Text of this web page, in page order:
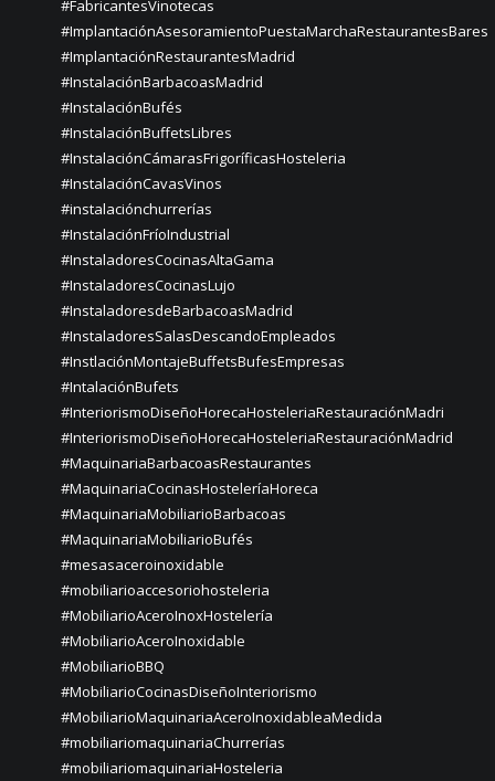
#FabricantesVinotecas
#ImplantaciónAsesoramientoPuestaMarchaRestaurantesBares
#ImplantaciónRestaurantesMadrid
#InstalaciónBarbacoasMadrid
#InstalaciónBufés
#InstalaciónBuffetsLibres
#InstalaciónCámarasFrigoríficasHosteleria
#InstalaciónCavasVinos
#instalaciónchurrerías
#InstalaciónFríoIndustrial
#InstaladoresCocinasAltaGama
#InstaladoresCocinasLujo
#InstaladoresdeBarbacoasMadrid
#InstaladoresSalasDescandoEmpleados
#InstlaciónMontajeBuffetsBufesEmpresas
#IntalaciónBufets
#InteriorismoDiseñoHorecaHosteleriaRestauraciónMadri
#InteriorismoDiseñoHorecaHosteleriaRestauraciónMadrid
#MaquinariaBarbacoasRestaurantes
#MaquinariaCocinasHosteleríaHoreca
#MaquinariaMobiliarioBarbacoas
#MaquinariaMobiliarioBufés
#mesasaceroinoxidable
#mobiliarioaccesoriohosteleria
#MobiliarioAceroInoxHostelería
#MobiliarioAceroInoxidable
#MobiliarioBBQ
#MobiliarioCocinasDiseñoInteriorismo
#MobiliarioMaquinariaAceroInoxidableaMedida
#mobiliariomaquinariaChurrerías
#mobiliariomaquinariaHosteleria